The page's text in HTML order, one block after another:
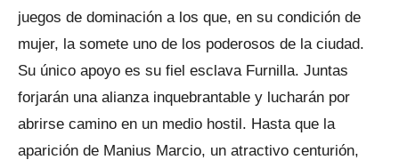
juegos de dominación a los que, en su condición de
mujer, la somete uno de los poderosos de la ciudad.
Su único apoyo es su fiel esclava Furnilla. Juntas
forjarán una alianza inquebrantable y lucharán por
abrirse camino en un medio hostil. Hasta que la
aparición de Manius Marcio, un atractivo centurión,